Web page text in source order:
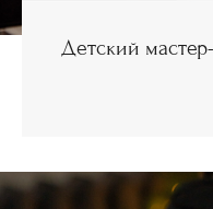
Детский